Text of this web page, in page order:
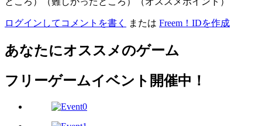
ログインしてコメントを書く または Freem！IDを作成
あなたにオススメのゲーム
フリーゲームイベント開催中！